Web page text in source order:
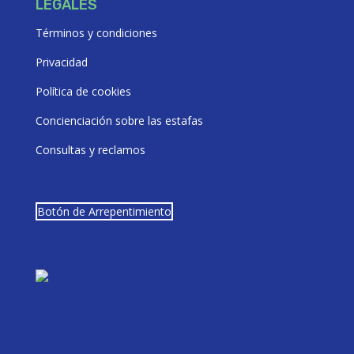
LEGALES
Términos y condiciones
Privacidad
Política de cookies
Concienciación sobre las estafas
Consultas y reclamos
Botón de Arrepentimiento